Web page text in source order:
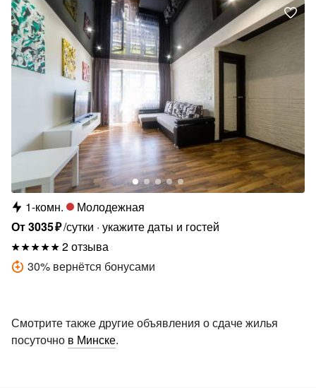
1-комн.
Молодежная
От3035₽/сутки укажите даты и гостей
2 отзыва
30% вернётся бонусами
Смотрите также другие объявления о сдаче жилья
посуточно в Минске.